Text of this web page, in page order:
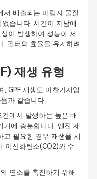
서 배출되는 미립자 물질
습니다. 시간이 지남에
이 발생하여 성능이 저
. 필터의 효율을 유지하려
재생 유형
, GPF 재생도 마찬가지입
과 같습니다.
에서 발생하는 높은 배
기에 충분합니다. 엔진 제
고 필요한 경우 재생을 시
이산화탄소(CO2)와 수
연소를 촉진하기 위해